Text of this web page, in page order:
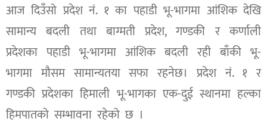
आज दिउँसो प्रदेश नं. १ का पहाडी भू-भागमा आंशिक देखि
सामान्य बदली तथा बाग्मती प्रदेश, गण्डकी र कर्णाली
प्रदेशका पहाडी भू-भागमा आंशिक बदली रही बाँकी भू-
भागमा मौसम सामान्यतया सफा रहनेछ। प्रदेश नं. १ र
गण्डकी प्रदेशका हिमाली भू-भागका एक-दुई स्थानमा हल्का
हिमपातको सम्भावना रहेको छ ।